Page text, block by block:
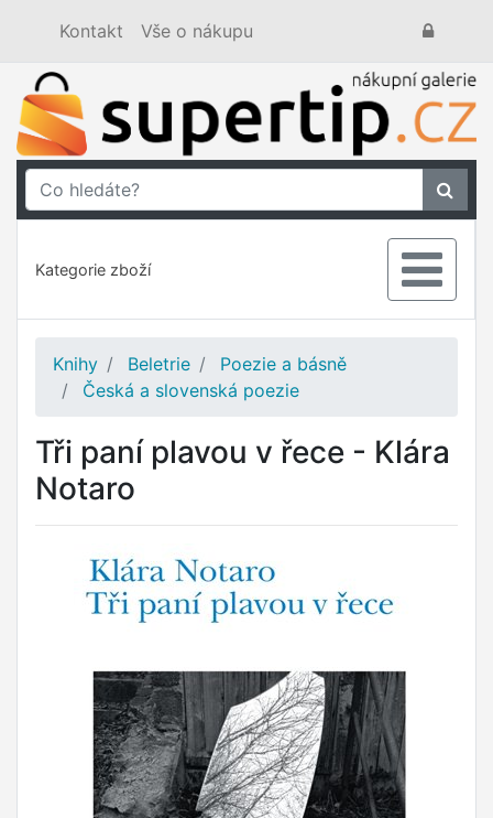
Kontakt Vše o nákupu
Kategorie zboží
Knihy Beletrie
Poezie a básně
Česká a slovenská poezie
Tři paní plavou v řece - Klára
Notaro